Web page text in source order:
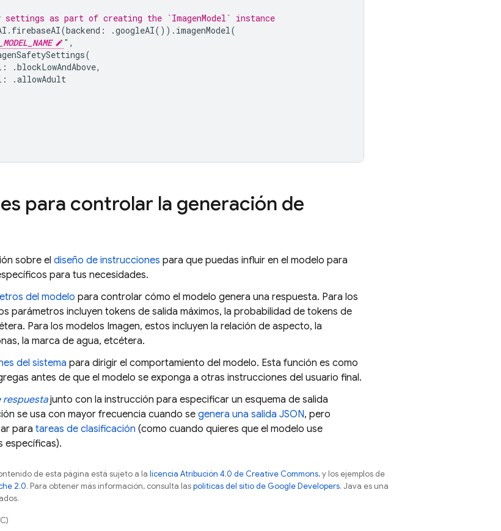
as part of creating the `ImagenModel` instance
. firebaseAI(backend : .googleAI()). imagenModel(
" ,
(
: .blockLowAndAbove,
: .allowAdult
para controlar la generación de
sobre el diseño de instrucciones para que puedas influir en el modelo para
para tus necesidades.
del modelo para controlar cómo el modelo genera una respuesta. Para los
parámetros incluyen tokens de salida máximos, la probabilidad de tokens de
Para los modelos Imagen, estos incluyen la relación de aspecto, la
la marca de agua, etcétera.
del sistema para dirigir el comportamiento del modelo. Esta función es como
antes de que el modelo se exponga a otras instrucciones del usuario final.
respuestajunto con la instrucción para especificar un esquema de salida
se usa con mayor frecuencia cuando se genera una salida JSON, pero
para tareas de clasificación (como cuando quieres que el modelo use
específicas).
de esta página está sujeto a la licencia Atribución 4.0 de Creative Commons, y los ejemplos de
2.0. Para obtener más información, consulta laspolíticas del sitio de Google Developers. Java es una